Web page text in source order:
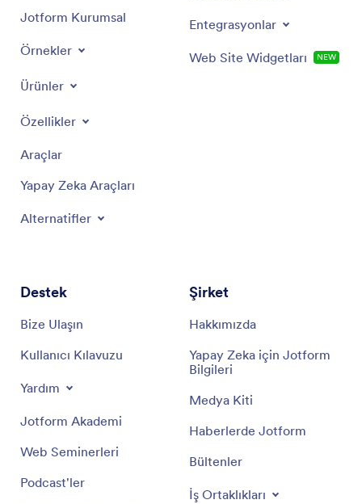
Jotform Kurumsal
Örnekler
Ürünler
Özellikler
Araçlar
Yapay Zeka Araçları
Alternatifler
Entegrasyonlar
Web Site Widgetları NEW
Destek
Bize Ulaşın
Kullanıcı Kılavuzu
Yardım
Jotform Akademi
Web Seminerleri
Podcast'ler
Şirket
Hakkımızda
Yapay Zeka için Jotform
Bilgileri
Medya Kiti
Haberlerde Jotform
Bültenler
İş Ortaklıkları